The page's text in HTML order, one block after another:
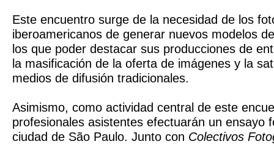
Este encuentro surge de la necesidad de los
iberoamericanos de generar nuevos modelos
los que poder destacar sus producciones de
la masificación de la oferta de imágenes y la
medios de difusión tradicionales.
Asimismo, como actividad central de este
profesionales asistentes efectuarán un ensayo
ciudad de São Paulo. Junto con Colectivos